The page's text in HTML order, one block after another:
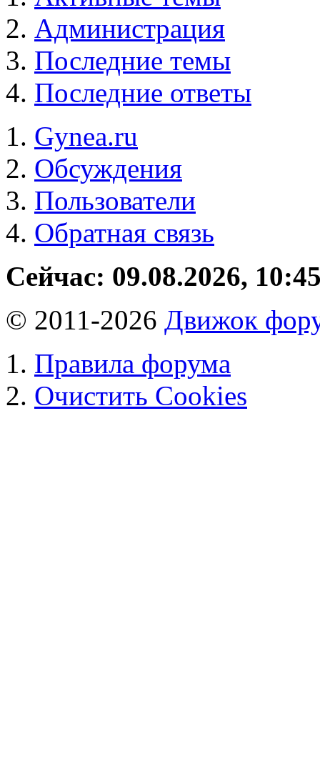
Администрация
Последние темы
Последние ответы
Gynea.ru
Обсуждения
Пользователи
Обратная связь
Сейчас: 09.08.2026,
© 2011-2026 Движок
Правила форума
Очистить Cookies